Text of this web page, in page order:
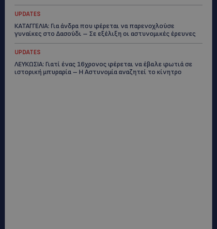
UPDATES
ΚΑΤΑΓΓΕΛΙΑ: Για άνδρα που φέρεται να παρενοχλούσε
γυναίκες στο Δασούδι – Σε εξέλιξη οι αστυνομικές έρευνες
UPDATES
ΛΕΥΚΩΣΙΑ: Γιατί ένας 16χρονος φέρεται να έβαλε φωτιά σε
ιστορική μπυραρία – Η Αστυνομία αναζητεί το κίνητρο